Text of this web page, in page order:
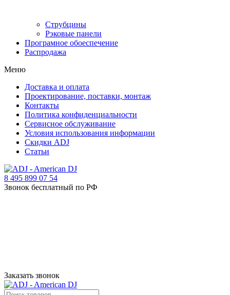
Струбцины
Рэковые панели
Програмное обоеспечение
Распродажа
Меню
Доставка и оплата
Проектирование, поставки, монтаж
Контакты
Политика конфиденциальности
Сервисное обслуживание
Условия использования информации
Скидки ADJ
Статьи
8 495 899 07 54
Звонок бесплатный по РФ
Заказать звонок